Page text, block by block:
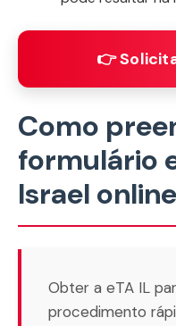
👉
Como
formulário
Israel
Obter a eTA IL
procedimento